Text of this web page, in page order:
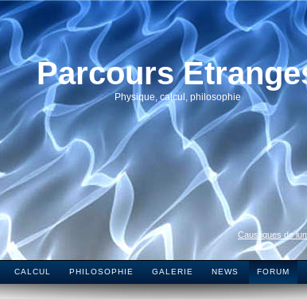
Parcours
Physique, calcul, philosophie
Caustiques de
CALCUL PHILOSOPHIE GALERIE NEWS FORUM